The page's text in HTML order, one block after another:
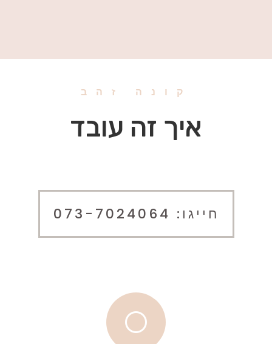
קונה זהב
איך זה עובד
חייגו: 073-7024064
[